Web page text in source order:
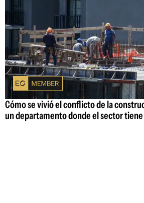
Cómo se vivió el conflicto de la
un departamento donde el sector